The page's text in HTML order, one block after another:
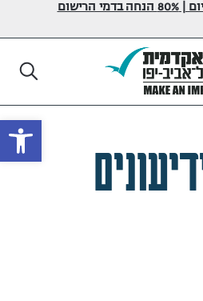
הרישום